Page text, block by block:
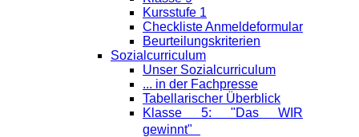
Kursstufe 1
Checkliste Anmeldeformular
Beurteilungskriterien
Sozialcurriculum
Unser Sozialcurriculum
... in der Fachpresse
Tabellarischer Überblick
Klasse 5: "Das WIR
gewinnt"